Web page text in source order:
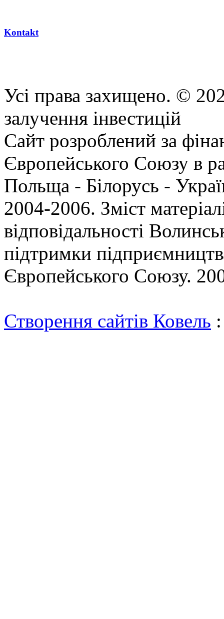
Kontakt
Усі права захищено. ©
залучення інвестицій
Сайт розроблений за
Європейського Союзу в
Польща - Білорусь -
2004-2006. Зміст
відповідальності
підтримки
Європейського Союзу.
Створення сайтів Ковель